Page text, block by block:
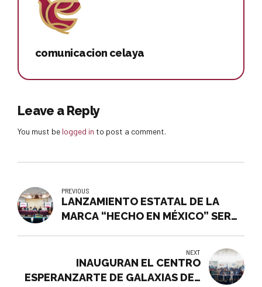
comunicacion celaya
Leave a Reply
You must be logged in to post a comment.
PREVIOUS
LANZAMIENTO ESTATAL DE LA
MARCA “HECHO EN MÉXICO” SERÁ
NEXT
INAUGURAN EL CENTRO
ESPERANZARTE DE GALAXIAS DEL